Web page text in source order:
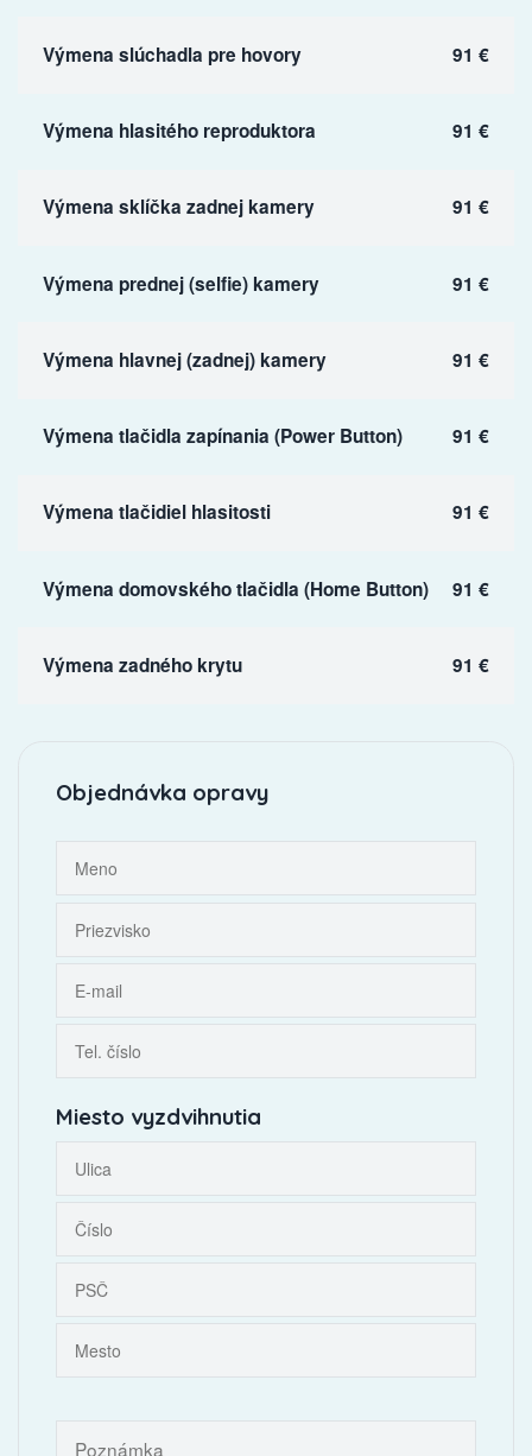
Výmena slúchadla pre hovory 91 €
Výmena hlasitého reproduktora 91 €
Výmena sklíčka zadnej kamery 91 €
Výmena prednej (selfie) kamery 91 €
Výmena hlavnej (zadnej) kamery 91 €
Výmena tlačidla zapínania (Power Button) 91 €
Výmena tlačidiel hlasitosti 91 €
Výmena domovského tlačidla (Home Button) 91 €
Výmena zadného krytu 91 €
Objednávka opravy
Miesto vyzdvihnutia